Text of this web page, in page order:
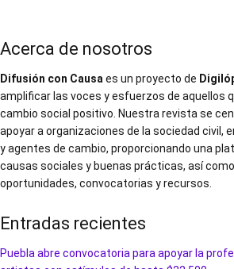
Acerca de nosotros
Difusión con Causa es un proyecto de
amplificar las voces y esfuerzos de aquellos
cambio social positivo. Nuestra revista se
apoyar a organizaciones de la sociedad civil,
y agentes de cambio, proporcionando una
causas sociales y buenas prácticas, así
oportunidades, convocatorias y recursos.
Entradas recientes
Puebla abre convocatoria para apoyar la